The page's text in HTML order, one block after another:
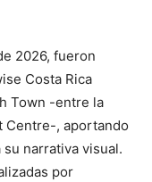
2026, fueron
Costa Rica
Town -entre la
Centre-, aportando
narrativa visual.
por